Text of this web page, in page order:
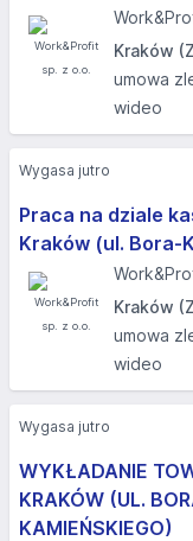
Kraków
umowa
wideo
Praca na dziale
Kraków (ul. Bora-
Kraków
umowa
wideo
Wygasa jutro
WYKŁADANIE
KRAKÓW (UL.
KAMIEŃSKIEGO)​
Wygasa jutro